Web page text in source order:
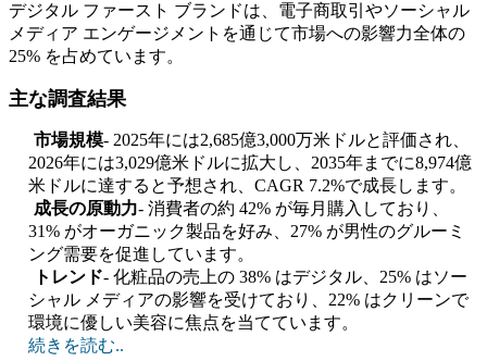
デジタル ファースト ブランドは、電子商取引やソーシャル
メディア エンゲージメントを通じて市場への影響力全体の
25% を占めています。
主な調査結果
市場規模- 2025年には2,685億3,000万米ドルと評価され、
2026年には3,029億米ドルに拡大し、2035年までに8,974億
米ドルに達すると予想され、CAGR 7.2%で成長します。
成長の原動力- 消費者の約 42% が毎月購入しており、
31% がオーガニック製品を好み、27% が男性のグルーミ
ング需要を促進しています。
トレンド- 化粧品の売上の 38% はデジタル、25% はソー
シャル メディアの影響を受けており、22% はクリーンで
環境に優しい美容に焦点を当てています。
続きを読む..